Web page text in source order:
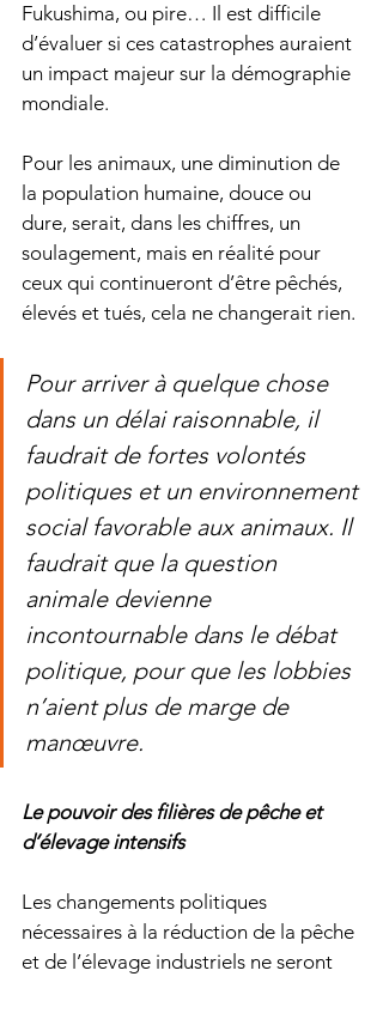
Fukushima, ou pire… Il est difficile
d’évaluer si ces catastrophes auraient
un impact majeur sur la démographie
mondiale.
Pour les animaux, une diminution de
la population humaine, douce ou
dure, serait, dans les chiffres, un
soulagement, mais en réalité pour
ceux qui continueront d’être pêchés,
élevés et tués, cela ne changerait rien.
Pour arriver à quelque chose
dans un délai raisonnable, il
faudrait de fortes volontés
politiques et un environnement
social favorable aux animaux. Il
faudrait que la question
animale devienne
incontournable dans le débat
politique, pour que les lobbies
n’aient plus de marge de
manœuvre.
Le pouvoir des filières de pêche et
d’élevage intensifs
Les changements politiques
nécessaires à la réduction de la pêche
et de l’élevage industriels ne seront